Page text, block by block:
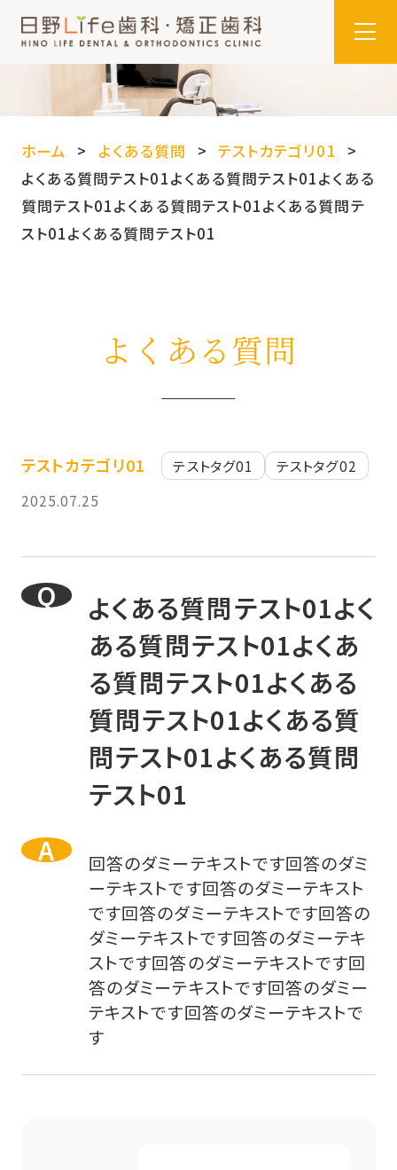
ホーム よくある質問
テストカテゴリ01
よくある質問テスト01よくある質問テスト01よくある
質問テスト01よくある質問テスト01よくある質問テ
スト01よくある質問テスト01
よくある質問
テストカテゴリ01 テストタグ01
テストタグ02
2025.07.25
よくある質問テスト01よく
ある質問テスト01よくあ
る質問テスト01よくある
質問テスト01よくある質
問テスト01よくある質問
テスト01
回答のダミーテキストです回答のダミ
ーテキストです回答のダミーテキスト
です回答のダミーテキストです回答の
ダミーテキストです回答のダミーテキ
ストです回答のダミーテキストです回
答のダミーテキストです回答のダミー
テキストです回答のダミーテキストで
す